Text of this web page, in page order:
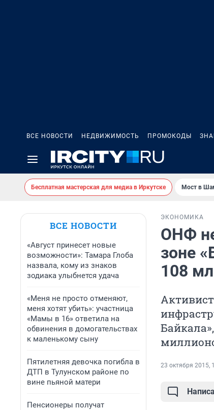
ВСЕ НОВОСТИ НЕДВИЖИМОСТЬ ПРОМОКОДЫ
Бесплатная мастерская для медиа в Иркутске Мост в
ВСЕ НОВОСТИ
«Август принесет новые
возможности»: Тамара Глоба
назвала, кому из знаков
зодиака улыбнется удача
«Меня не просто отменяют,
меня хотят убить»: участница
«Мамы в 16» ответила на
обвинения в домогательствах
к маленькому сыну
Пятилетняя девочка погибла в
ДТП в Тулунском районе по
вине пьяной матери
Пенсионеры получат
ЭКОНОМИКА
ОНФ
зоне
108
23 октября 2015,